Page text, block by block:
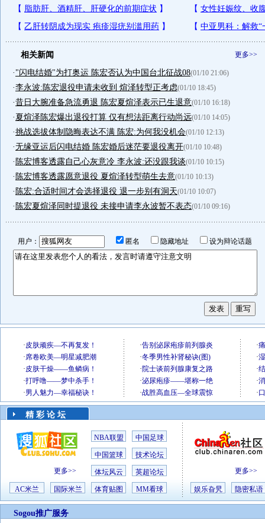
更多>>
相关新闻
·"闪电结婚"为打奥运 陈宏否认为中国台北征战08(01/10 21:06)
·李永波:陈宏退役申请未收到 煊泽转型正考虑(01/10 18:45)
·昔日大腕准备急流勇退 陈宏夏煊泽表示已生退意(01/10 16:18)
·夏煊泽陈宏爆出退役打算 仅有想法距离行动尚远(01/10 14:05)
·挑战选拔体制隐晦表达不满 陈宏:为何我没机会(01/10 12:13)
·无缘亚运后闪电结婚 陈宏婚后迷茫要退役离开(01/10 10:48)
· 陈宏博客透露自己心灰意冷 李永波:还没跟我谈(01/10 10:15)
· 陈宏博客透露愿意退役 夏煊泽转型萌生去意(01/10 10:13)
· 陈宏:合适时间才会选择退役 退一步别有洞天(01/10 10:07)
· 陈宏夏煊泽同时提退役 未接申请李永波暂不表态(01/10 09:16)
用户： 匿名 隐藏地址 设为辩论话题
精 彩 论 坛
更多>>
NBA联盟 中国足球
中国篮球 技术论坛
体坛风云 英超论坛
AC米兰 国际米兰 体育贴图 MM看球
更多>>
娱乐旮旯 隐密私语
Sogou推广服务